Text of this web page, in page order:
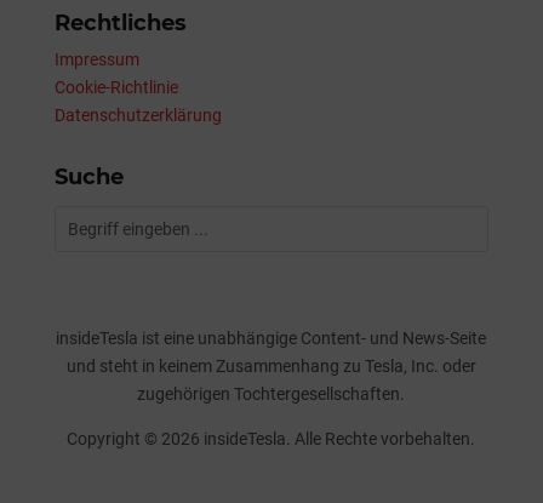
Rechtliches
Impressum
Cookie-Richtlinie
Datenschutzerklärung
Suche
insideTesla ist eine unabhängige Content- und News-Seite
und steht in keinem Zusammenhang zu Tesla, Inc. oder
zugehörigen Tochtergesellschaften.
Copyright © 2026 insideTesla. Alle Rechte vorbehalten.